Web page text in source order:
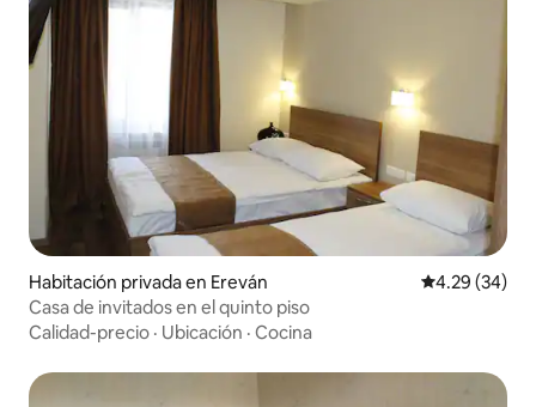
Habitación privada en Ereván Calificación
4.29 (34)
Casa de invitados en el quinto piso
Calidad-precio · Ubicación · Cocina